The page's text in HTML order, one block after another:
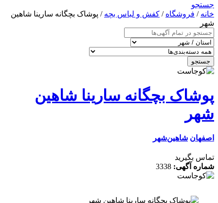
جستجو
خانه / فروشگاه / کفش و لباس بچه / پوشاک بچگانه سارینا شاهین
شهر
جستجو
پوشاک بچگانه سارینا شاهین
شهر
اصفهان شاهین‌شهر
تماس بگیرید
شماره آگهی: 3338